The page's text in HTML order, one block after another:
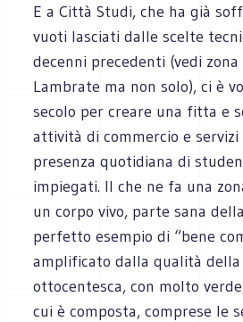
E a Città Studi, che ha già
vuoti lasciati dalle scelte
decenni precedenti (vedi
Lambrate ma non solo), ci è
secolo per creare una fitta e
attività di commercio e
presenza quotidiana di
impiegati. Il che ne fa una
un corpo vivo, parte sana
perfetto esempio di “bene
amplificato dalla qualità della
ottocentesca, con molto
cui è composta, comprese le